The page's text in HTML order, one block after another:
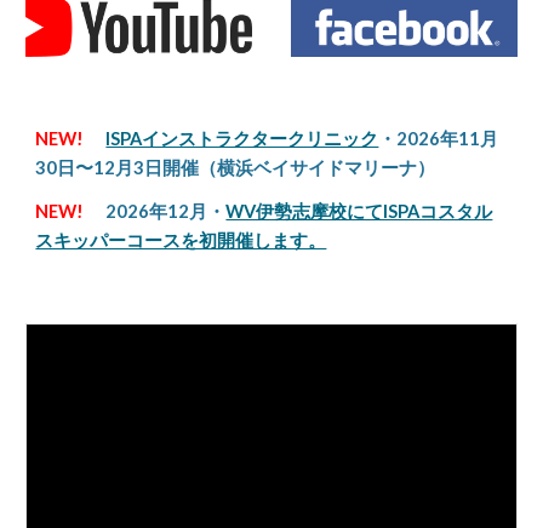
NEW! ISPAインストラクタークリニック ・2026年11月
30日〜12月3日開催（横浜ベイサイドマリーナ）
NEW! 2026年12月・WV伊勢志摩校にてISPAコスタル
スキッパーコースを初開催します。